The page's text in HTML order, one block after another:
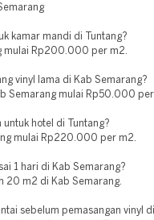
kamar mandi di Tuntang?
mulai Rp200.000 per m2.
vinyl lama di Kab Semarang?
Semarang mulai Rp50.000
untuk hotel di Tuntang?
mulai Rp220.000 per m2.
1 hari di Kab Semarang?
20 m2 di Kab Semarang.
sebelum pemasangan vinyl